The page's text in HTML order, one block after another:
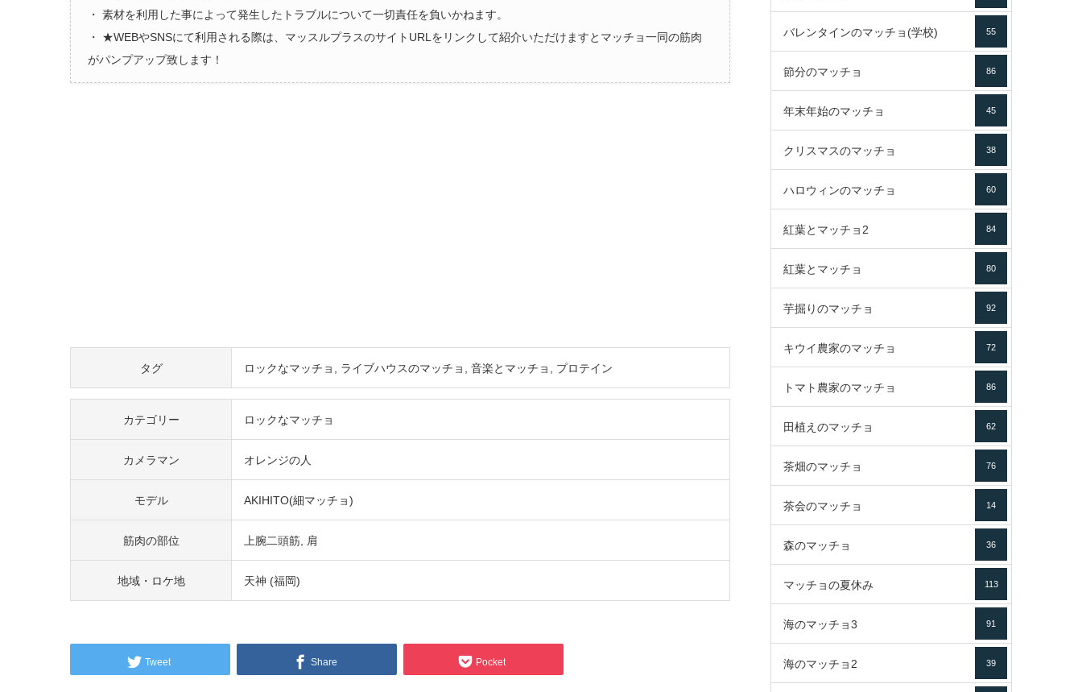
・ 素材を利用した事によって発生したトラブルについて一切責任を負いかねます。
・ ★WEBやSNSにて利用される際は、マッスルプラスのサイトURLをリンクして紹介いただけますとマッチョ一同の筋肉
がパンプアップ致します！
タグ ロックなマッチョ ライブハウスのマッチョ 音楽とマッチョ プロテイン
カテゴリー ロックなマッチョ
カメラマン オレンジの人
モデル AKIHITO(細マッチョ)
筋肉の部位 上腕二頭筋 肩
地域・ロケ地 天神 (福岡)
Tweet Share Pocket
バレンタインのマッチョ(学校) 55
節分のマッチョ 86
年末年始のマッチョ 45
クリスマスのマッチョ 38
ハロウィンのマッチョ 60
紅葉とマッチョ2 84
紅葉とマッチョ 80
芋掘りのマッチョ 92
キウイ農家のマッチョ 72
トマト農家のマッチョ 86
田植えのマッチョ 62
茶畑のマッチョ 76
茶会のマッチョ 14
森のマッチョ 36
マッチョの夏休み 113
海のマッチョ3 91
海のマッチョ2 39